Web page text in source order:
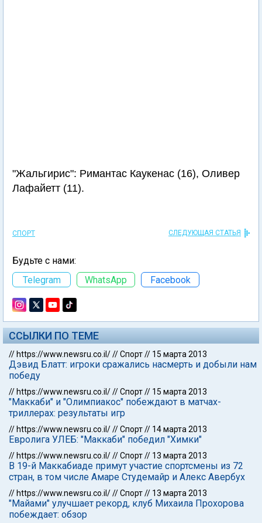
"Жальгирис": Римантас Каукенас (16), Оливер
Лафайетт (11).
СПОРТ СЛЕДУЮЩАЯ СТАТЬЯ
Будьте с нами:
Telegram
WhatsApp Facebook
ССЫЛКИ ПО ТЕМЕ
// https://www.newsru.co.il///Спорт// 15 марта 2013
Дэвид Блатт: игроки сражались насмерть и добыли нам
победу
// https://www.newsru.co.il///Спорт// 15 марта 2013
"Маккаби" и "Олимпиакос" побеждают в матчах-
триллерах: результаты игр
// https://www.newsru.co.il///Спорт// 14 марта 2013
Евролига УЛЕБ: "Маккаби" победил "Химки"
// https://www.newsru.co.il///Спорт// 13 марта 2013
В 19-й Маккабиаде примут участие спортсмены из 72
стран, в том числе Амаре Студемайр и Алекс Авербух
// https://www.newsru.co.il///Спорт// 13 марта 2013
"Майами" улучшает рекорд, клуб Михаила Прохорова
побеждает: обзор